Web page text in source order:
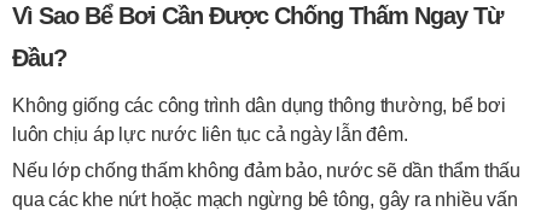
Vì Sao Bể Bơi Cần Được Chống Thấm Ngay Từ
Đầu?
Không giống các công trình dân dụng thông thường, bể bơi
luôn chịu áp lực nước liên tục cả ngày lẫn đêm.
Nếu lớp chống thấm không đảm bảo, nước sẽ dần thẩm thấu
qua các khe nứt hoặc mạch ngừng bê tông, gây ra nhiều vấn